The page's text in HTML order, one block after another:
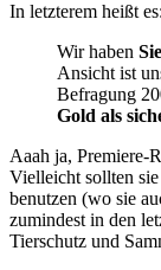
In letzterem heißt es:
Wir haben
Ansicht ist
Befragung
Gold als
Aaah ja, Premiere-
Vielleicht sollten
benutzen (wo sie
zumindest in den
Tierschutz und